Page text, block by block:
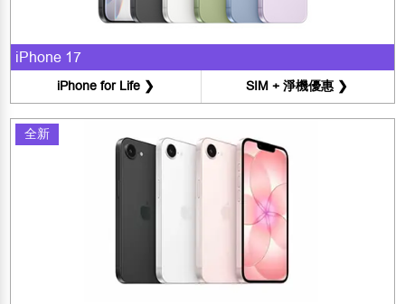
iPhone 17
iPhone for Life ❯ SIM + 淨機優惠 ❯
全新